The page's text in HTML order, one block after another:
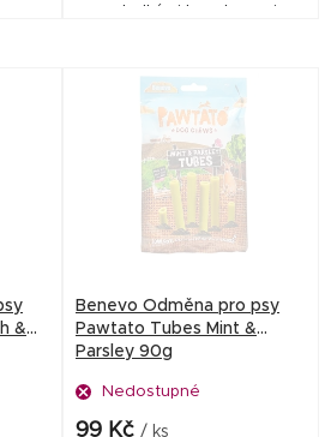
&
Benevo Odměna pro psy
Pawtato Tubes Mint &
Parsley 90g
Nedostupné
99 Kč / ks